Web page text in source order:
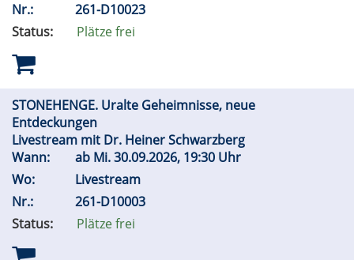
Nr.:
261-D10023
Status:
Plätze frei
STONEHENGE. Uralte Geheimnisse, neue
Entdeckungen
Livestream mit Dr. Heiner Schwarzberg
Wann:
ab Mi.30.09.2026, 19:30 Uhr
Wo:
Livestream
Nr.:
261-D10003
Status:
Plätze frei